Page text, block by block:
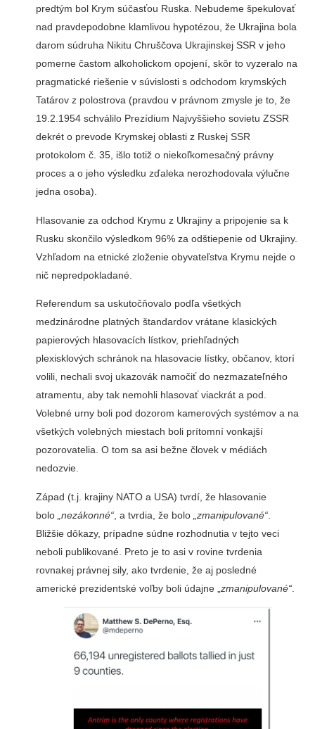
predtým bol Krym súčasťou Ruska. Nebudeme špekulovať
nad pravdepodobne klamlivou hypotézou, že Ukrajina bola
darom súdruha Nikitu Chruščova Ukrajinskej SSR v jeho
pomerne častom alkoholickom opojení, skôr to vyzeralo na
pragmatické riešenie v súvislosti s odchodom krymských
Tatárov z polostrova (pravdou v právnom zmysle je to, že
19.2.1954 schválilo Prezídium Najvyššieho sovietu ZSSR
dekrét o prevode Krymskej oblasti z Ruskej SSR
protokolom č. 35, išlo totiž o niekoľkomesačný právny
proces a o jeho výsledku zďaleka nerozhodovala výlučne
jedna osoba).
Hlasovanie za odchod Krymu z Ukrajiny a pripojenie sa k
Rusku skončilo výsledkom 96% za odštiepenie od Ukrajiny.
Vzhľadom na etnické zloženie obyvateľstva Krymu nejde o
nič nepredpokladané.
Referendum sa uskutočňovalo podľa všetkých
medzinárodne platných štandardov vrátane klasických
papierových hlasovacích lístkov, priehľadných
plexisklových schránok na hlasovacie lístky, občanov, ktorí
volili, nechali svoj ukazovák namočiť do nezmazateľného
atramentu, aby tak nemohli hlasovať viackrát a pod.
Volebné urny boli pod dozorom kamerových systémov a na
všetkých volebných miestach boli prítomní vonkajší
pozorovatelia. O tom sa asi bežne človek v médiách
nedozvie.
Západ (t.j. krajiny NATO a USA) tvrdí, že hlasovanie
bolo „nezákonné“, a tvrdia, že bolo „zmanipulované“.
Bližšie dôkazy, prípadne súdne rozhodnutia v tejto veci
neboli publikované. Preto je to asi v rovine tvrdenia
rovnakej právnej sily, ako tvrdenie, že aj posledné
americké prezidentské voľby boli údajne „ zmanipulované“.